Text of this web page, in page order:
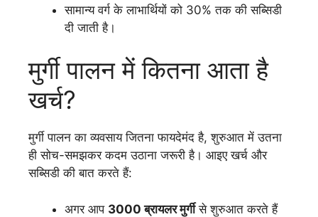
सामान्य वर्ग के लाभार्थियों को 30% तक की सब्सिडी
दी जाती है।
मुर्गी पालन में कितना आता है
खर्च?
मुर्गी पालन का व्यवसाय जितना फायदेमंद है, शुरुआत में उतना
ही सोच-समझकर कदम उठाना जरूरी है। आइए खर्च और
सब्सिडी की बात करते हैं:
अगर आप 3000 ब्रायलर मुर्गीसे शुरुआत करते हैं